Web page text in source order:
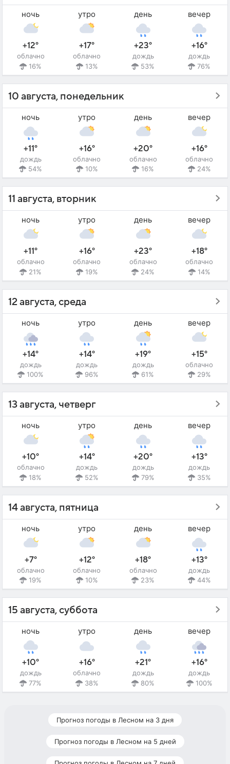
ночь
+12°
облачно
16%
утро
+17°
облачно
13%
день
+23°
дождь
53%
вечер
+16°
дождь
76%
10 августа, понедельник
ночь
+11°
дождь
54%
утро
+16°
облачно
10%
день
+20°
облачно
16%
вечер
+16°
облачно
24%
11 августа, вторник
ночь
+11°
облачно
21%
утро
+16°
облачно
19%
день
+23°
облачно
24%
вечер
+18°
облачно
14%
12 августа, среда
ночь
+14°
дождь
100%
утро
+14°
дождь
96%
день
+19°
дождь
61%
вечер
+15°
облачно
29%
13 августа, четверг
ночь
+10°
облачно
18%
утро
+14°
дождь
52%
день
+20°
дождь
79%
вечер
+13°
дождь
35%
14 августа, пятница
ночь
+7°
облачно
19%
утро
+12°
облачно
10%
день
+18°
облачно
23%
вечер
+13°
дождь
44%
15 августа, суббота
ночь
+10°
дождь
77%
утро
+16°
облачно
38%
день
+21°
дождь
80%
вечер
+16°
дождь
100%
Прогноз погоды в Лесном на 3 дня
Прогноз погоды в Лесном на 5 дней